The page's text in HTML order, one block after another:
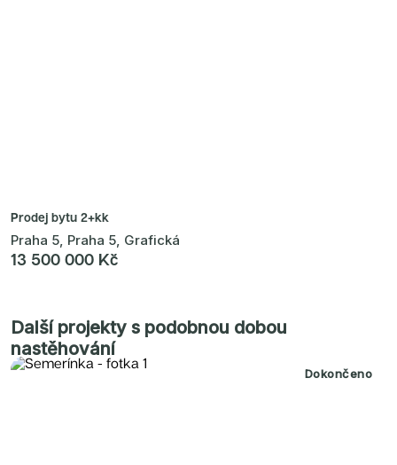
Prodej bytu 2+kk
Praha 5, Praha 5, Grafická
13 500 000 Kč
Další projekty s podobnou dobou
nastěhování
Dokončeno